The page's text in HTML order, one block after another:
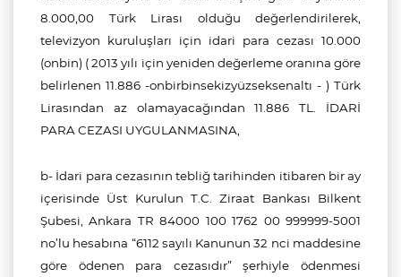
8.000,00 Türk Lirası olduğu değerlendirilerek,
televizyon kuruluşları için idari para cezası 10.000
(onbin) ( 2013 yılı için yeniden değerleme oranına göre
belirlenen 11.886 -onbirbinsekizyüzseksenaltı - ) Türk
Lirasından az olamayacağından 11.886 TL. İDARİ
PARA CEZASI UYGULANMASINA,
b- İdari para cezasının tebliğ tarihinden itibaren bir ay
içerisinde Üst Kurulun T.C. Ziraat Bankası Bilkent
Şubesi, Ankara TR 84000 100 1762 00 999999-5001
no’lu hesabına “6112 sayılı Kanunun 32 nci maddesine
göre ödenen para cezasıdır” şerhiyle ödenmesi